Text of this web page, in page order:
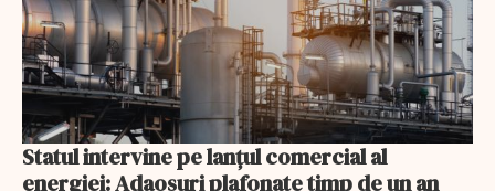
Statul intervine pe lanțul comercial al
energiei: Adaosuri plafonate timp de un an